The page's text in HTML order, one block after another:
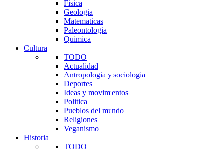
Fisica
Geologia
Matematicas
Paleontologia
Quimica
Cultura
TODO
Actualidad
Antropologia y sociologia
Deportes
Ideas y movimientos
Politica
Pueblos del mundo
Religiones
Veganismo
Historia
TODO